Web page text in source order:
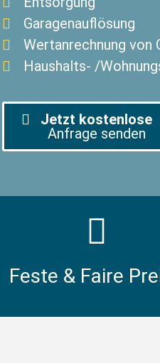
Garagenauflösung
Wertanrechnung von
Haushalts- /
Jetzt kostenlose
Anfrage senden
Feste & Faire